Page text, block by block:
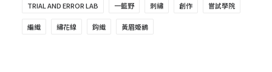
TRIAL AND ERROR LAB 一籃野 刺繡 創作 嘗試學院
編織 繡花線 鈎織 黃眉姫鶲